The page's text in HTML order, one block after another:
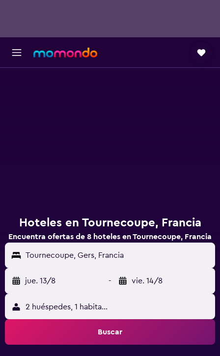
Hoteles en Tournecoupe, Francia
Encuentra ofertas de 8 hoteles en Tournecoupe, Francia
Tournecoupe, Gers, Francia
jue. 13/8 - vie. 14/8
2 huéspedes, 1 habitación
Buscar